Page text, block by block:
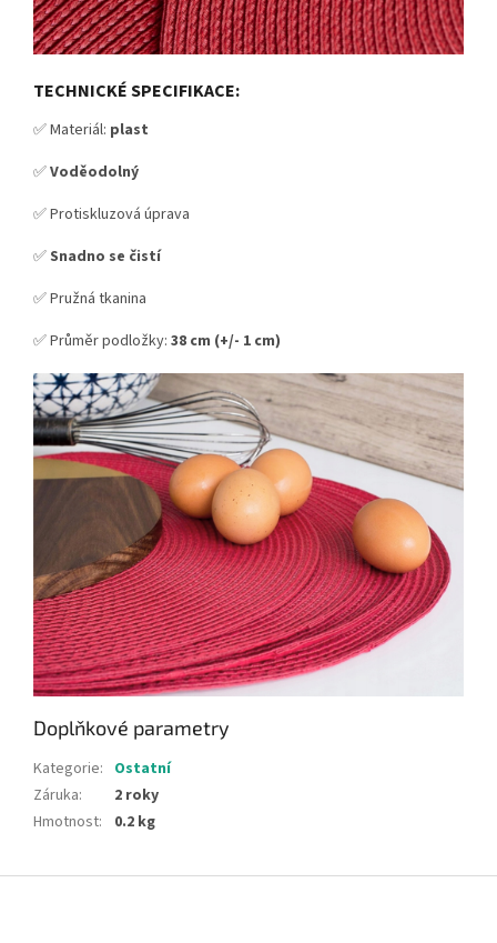
TECHNICKÉ SPECIFIKACE:
✅ Materiál: plast
✅Voděodolný
✅ Protiskluzová úprava
✅Snadno se čistí
✅ Pružná tkanina
✅ Průměr podložky: 38 cm (+/- 1 cm)
Doplňkové parametry
Kategorie: Ostatní
Záruka:
2 roky
Hmotnost: 0.2 kg